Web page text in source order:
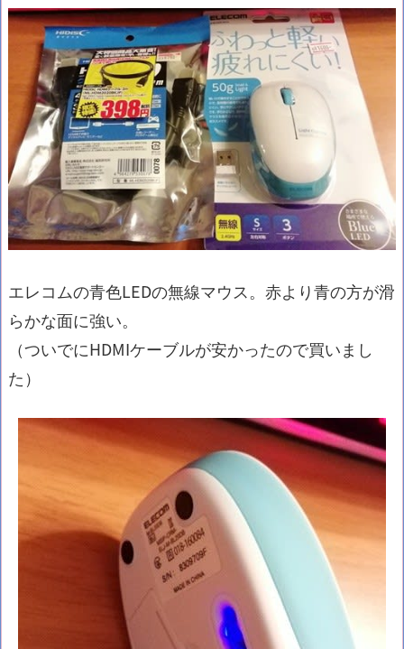
エレコムの青色LEDの無線マウス。赤より青の方が滑
らかな面に強い。
（ついでにHDMIケーブルが安かったので買いまし
た）